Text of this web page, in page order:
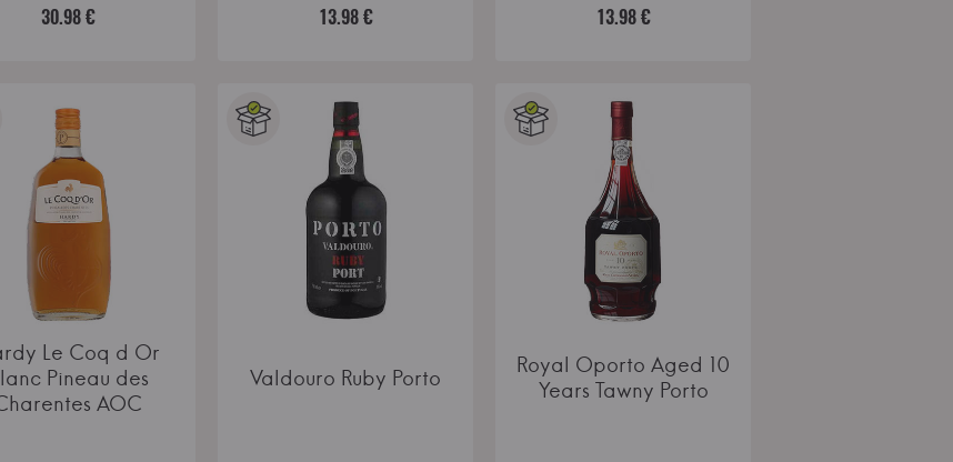
30.98 € 13.98 € 13.98 €
Le Coq d Or
Pineau des
AOC
Valdouro Ruby Porto
Royal Oporto Aged 10
Years Tawny Porto